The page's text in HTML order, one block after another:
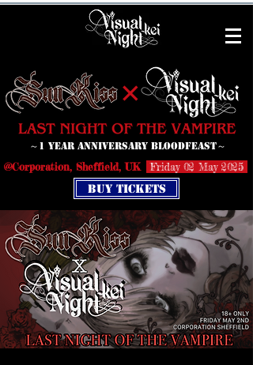
✕
～1 Year Anniversary Bloodfeast～
@Corporation, Sheffield, UK
Friday 02 May 2025
Buy Tickets